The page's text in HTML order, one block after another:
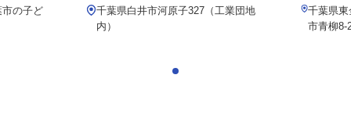
の子ど
千葉県白井市河原子327（工業団地
内）
千葉県東
市青柳8-